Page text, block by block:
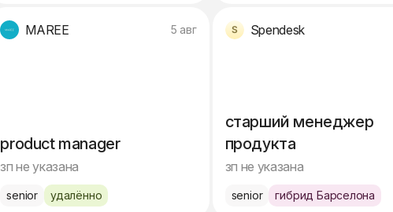
MAREE 5 авг
product manager
зп не указана
senior удалённо
Spendesk
старший менеджер
продукта
зп не указана
senior гибрид Барселона